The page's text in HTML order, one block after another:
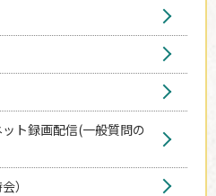
ト録画配信(一般質問の
）